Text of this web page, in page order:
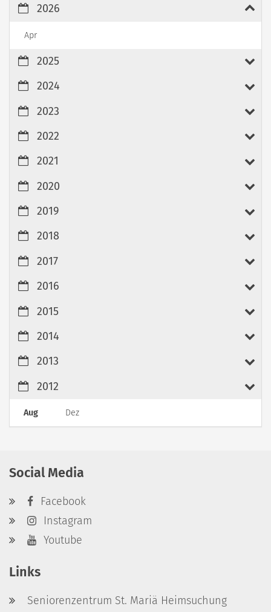
2026
Apr
2025
2024
2023
2022
2021
2020
2019
2018
2017
2016
2015
2014
2013
2012
Aug Dez
Social Media
Facebook
Instagram
Youtube
Links
Seniorenzentrum St. Mariä Heimsuchung